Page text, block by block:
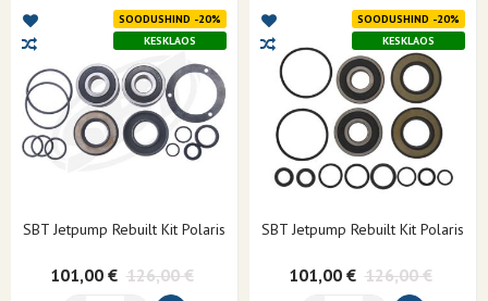
SOODUSHIND -20%
KESKLAOS
SBT Jetpump Rebuilt Kit Polaris
101,00 € 126,00 €
SOODUSHIND -20%
KESKLAOS
SBT Jetpump Rebuilt Kit Polaris
101,00 € 126,00 €